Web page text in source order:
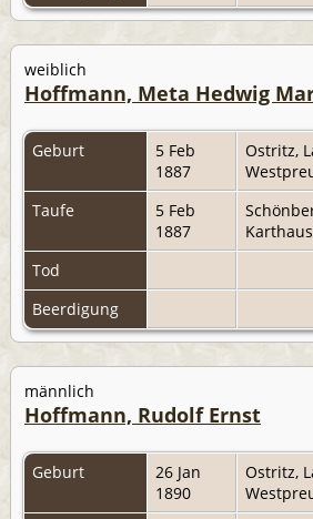
weiblich
Hoffmann, Meta Hedwig
Geburt
5 Feb
1887
Ostritz,
Taufe
5 Feb
1887
Tod
Beerdigung
männlich
Hoffmann, Rudolf Ernst
Geburt
26 Jan
1890
Ostritz,